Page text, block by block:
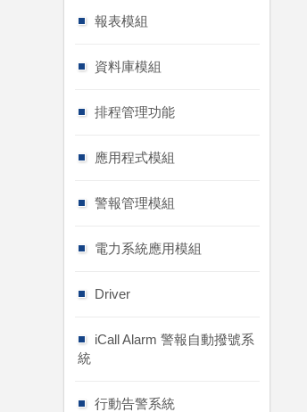
報表模組
資料庫模組
排程管理功能
應用程式模組
警報管理模組
電力系統應用模組
Driver
iCall Alarm 警報自動撥號系
統
行動告警系統